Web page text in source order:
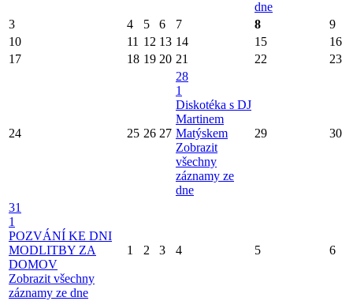
dne
3 4 5 6 7 8
9
10
11 12 13 14 15
16
17
18 19 20 21 22 23
24 25 26 27
28
1
Diskotéka s DJ
Martinem
Matýskem
Zobrazit
všechny
záznamy ze
dne
29 30
31
1
POZVÁNÍ KE DNI
MODLITBY ZA
DOMOV
Zobrazit všechny
záznamy ze dne
1 2 3 4 5 6